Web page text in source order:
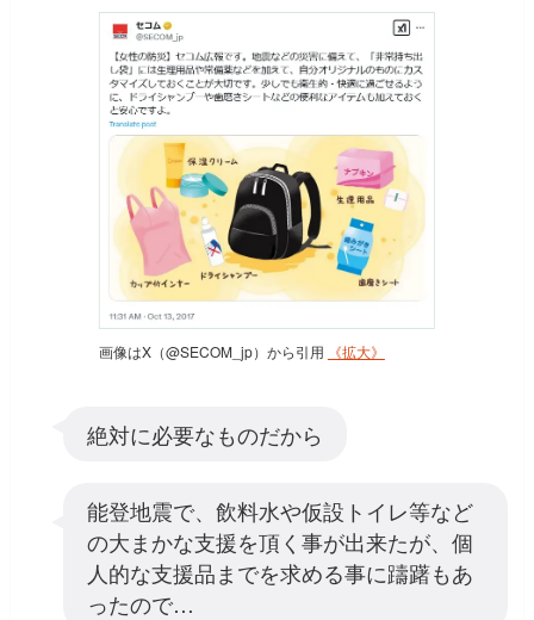
画像はX（@SECOM_jp）から引用 《拡大》
絶対に必要なものだから
能登地震で、飲料水や仮設トイレ等など
の大まかな支援を頂く事が出来たが、個
人的な支援品までを求める事に躊躇もあ
ったので…